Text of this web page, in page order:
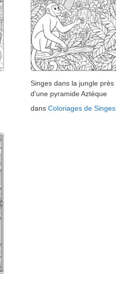
Singes dans la jungle près
d'une pyramide Aztèque
dansColoriages de Singes